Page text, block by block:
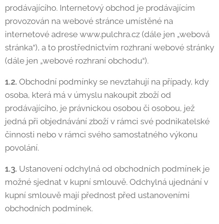
prodávajícího. Internetový obchod je prodávajícím
provozován na webové stránce umístěné na
internetové adrese www.pulchra.cz (dále jen „webová
stránka“), a to prostřednictvím rozhraní webové stránky
(dále jen „webové rozhraní obchodu“).
1.2. Obchodní podmínky se nevztahují na případy, kdy
osoba, která má v úmyslu nakoupit zboží od
prodávajícího, je právnickou osobou či osobou, jež
jedná při objednávání zboží v rámci své podnikatelské
činnosti nebo v rámci svého samostatného výkonu
povolání.
1.3. Ustanovení odchylná od obchodních podmínek je
možné sjednat v kupní smlouvě. Odchylná ujednání v
kupní smlouvě mají přednost před ustanoveními
obchodních podmínek.